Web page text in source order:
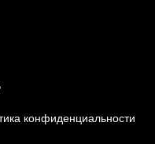
конфиденциальности